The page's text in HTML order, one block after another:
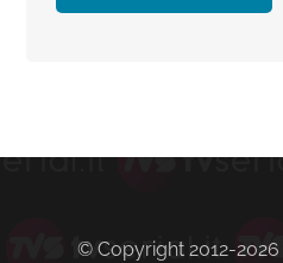
primaria
© Copyright 2012-2026